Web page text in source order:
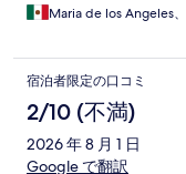
Maria de los Angeles
宿泊者限定の口コミ
2/10 (不満)
2026 年 8 月 1 日
Google で翻訳